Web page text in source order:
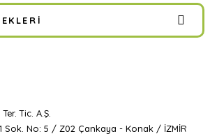
Tic. A.Ş.
Sok. No: 5 / Z02 Çankaya - Konak / İZMİR